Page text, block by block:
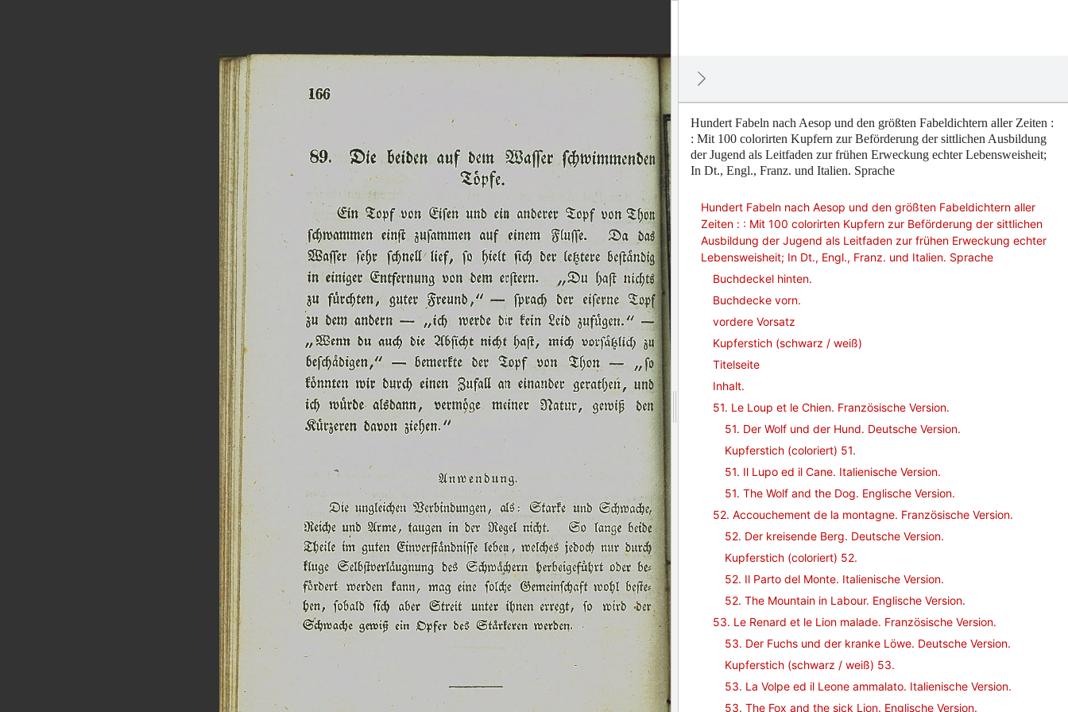
Hundert Fabeln nach Aesop und den größten Fabeldichtern aller Zeiten :
: Mit 100 colorirten Kupfern zur Beförderung der sittlichen Ausbildung
der Jugend als Leitfaden zur frühen Erweckung echter Lebensweisheit;
In Dt., Engl., Franz. und Italien. Sprache
Hundert Fabeln nach Aesop und den größten Fabeldichtern aller
Zeiten : : Mit 100 colorirten Kupfern zur Beförderung der sittlichen
Ausbildung der Jugend als Leitfaden zur frühen Erweckung echter
Lebensweisheit; In Dt., Engl., Franz. und Italien. Sprache
Buchdeckel hinten.
Buchdecke vorn.
vordere Vorsatz
Kupferstich (schwarz / weiß)
Titelseite
Inhalt.
51. Le Loup et le Chien. Französische Version.
51. Der Wolf und der Hund. Deutsche Version.
Kupferstich (coloriert) 51.
51. Il Lupo ed il Cane. Italienische Version.
51. The Wolf and the Dog. Englische Version.
52. Accouchement de la montagne. Französische Version.
52. Der kreisende Berg. Deutsche Version.
Kupferstich (coloriert) 52.
52. Il Parto del Monte. Italienische Version.
52. The Mountain in Labour. Englische Version.
53. Le Renard et le Lion malade. Französische Version.
53. Der Fuchs und der kranke Löwe. Deutsche Version.
Kupferstich (schwarz / weiß) 53.
53. La Volpe ed il Leone ammalato. Italienische Version.
53. The Fox and the sick Lion. Englische Version.